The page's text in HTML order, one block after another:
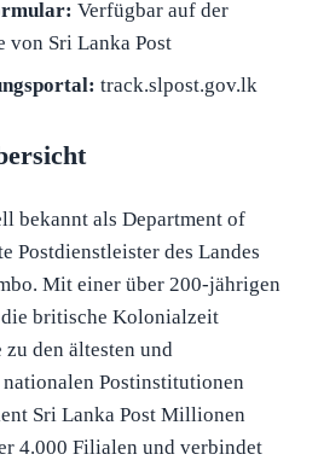
Verfügbar auf der
Sri Lanka Post
track.slpost.gov.lk
bekannt als Department of
Postdienstleister des Landes
Mit einer über 200-jährigen
britische Kolonialzeit
den ältesten und
Postinstitutionen
Sri Lanka Post Millionen
4.000 Filialen und verbindet